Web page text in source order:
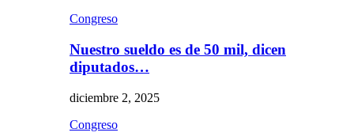
Congreso
Nuestro sueldo es de 50 mil, dicen
diputados…
diciembre 2, 2025
Congreso